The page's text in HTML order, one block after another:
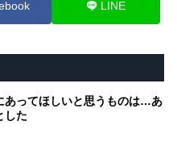
LINE
あってほしいと思うものは…あ
した